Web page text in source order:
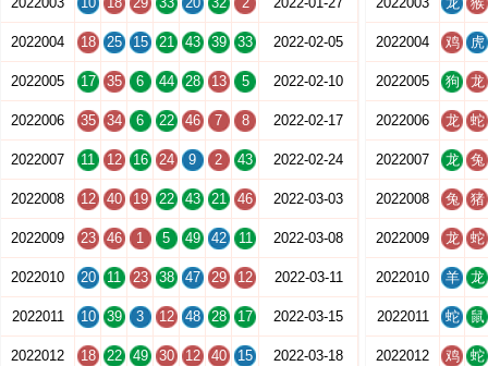
2022004 18 25 15 21 43 39 33 2022-02-05
2022005 17 35 6 44 28 13 5 2022-02-10
2022006 35 34 6 22 46 7 8 2022-02-17
2022007 11 12 16 24 9 2 43 2022-02-24
2022008 12 40 19 22 43 21 46 2022-03-03
2022009 23 46 1 5 49 42 11 2022-03-08
2022010 20 11 23 38 47 29 12 2022-03-11
2022011 10 39 3 12 48 28 17 2022-03-15
2022012 18 22 49 30 12 40 15 2022-03-18
2022004 鸡 虎
2022005 狗 龙
2022006 龙 蛇
2022007 龙 兔
2022008 兔 猪
2022009 龙 蛇
2022010 羊 龙
2022011 蛇 鼠
2022012 鸡 蛇